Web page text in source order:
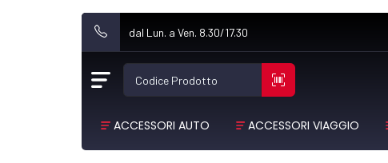
dal Lun. a Ven. 8.30/17.30
Codice Prodotto
ACCESSORI AUTO ACCESSORI VIAGGIO